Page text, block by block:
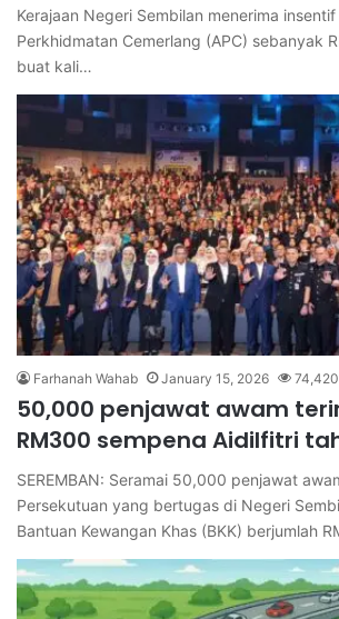
Kerajaan Negeri Sembilan menerima
Perkhidmatan Cemerlang (APC) sebanyak
buat kali…
Farhanah Wahab January 15, 2026 74,420
50,000 penjawat awam
RM300 sempena Aidilfitri
SEREMBAN: Seramai 50,000 penjawat
Persekutuan yang bertugas di Negeri
Bantuan Kewangan Khas (BKK) berjumlah